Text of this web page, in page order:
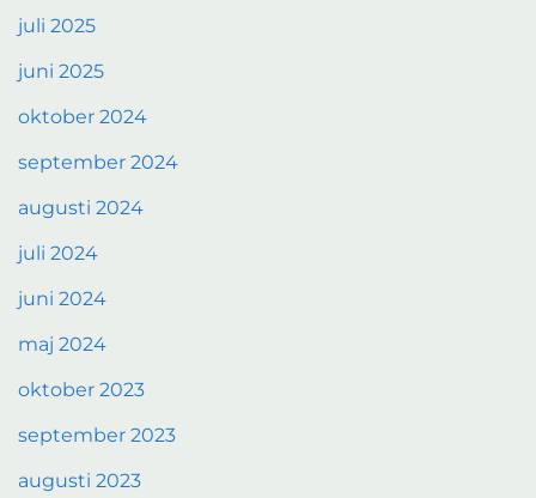
juli 2025
juni 2025
oktober 2024
september 2024
augusti 2024
juli 2024
juni 2024
maj 2024
oktober 2023
september 2023
augusti 2023